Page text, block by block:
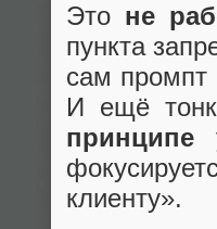
Это не
пункта
сам промпт
И ещё
принципе
клиенту».